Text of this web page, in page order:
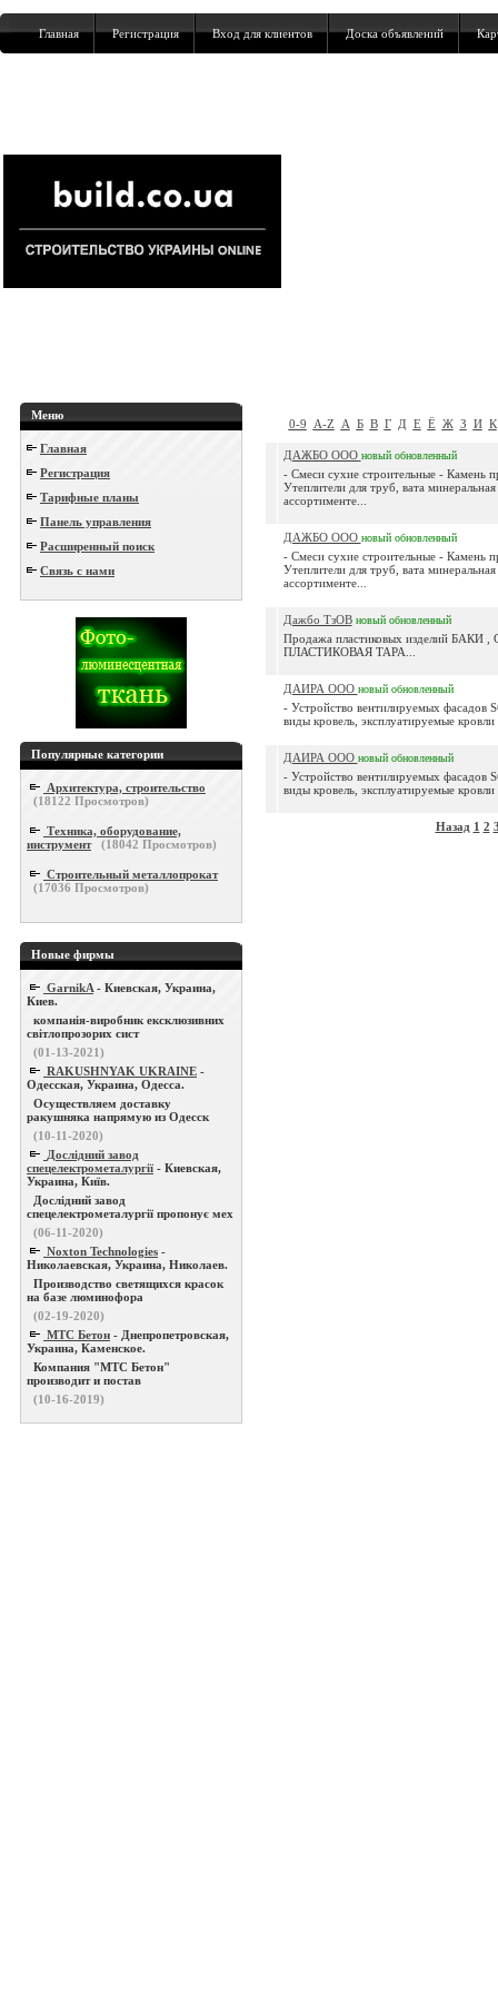
Главная Регистрация Вход для клиентов Доска объявлений
Меню
Главная
Регистрация
Тарифные планы
Панель управления
Расширенный поиск
Связь с нами
Популярные категории
Архитектура, строительство
(18122 Просмотров)
Техника, оборудование,
инструмент
(18042 Просмотров)
Строительный металлопрокат
(17036 Просмотров)
Новые фирмы
GarnikA - Киевская, Украина,
Киев.
компанія-виробник ексклюзивних
світлопрозорих сист
(01-13-2021)
RAKUSHNYAK UKRAINE -
Одесская, Украина, Одесса.
Осуществляем доставку
ракушняка напрямую из Одесск
(10-11-2020)
Дослідний завод
спецелектрометалургії - Киевская,
Украина, Київ.
Дослідний завод
спецелектрометалургії пропонує мех
(06-11-2020)
Noxton Technologies -
Николаевская, Украина, Николаев.
Производство светящихся красок
на базе люминофора
(02-19-2020)
МТС Бетон - Днепропетровская,
Украина, Каменское.
Компания "МТС Бетон"
производит и постав
(10-16-2019)
0-9 A-Z А Б В Г Д Е Ё Ж З И К
ДАЖБО ООО новый обновленный
- Смеси сухие строительные - Камень
Утеплители для труб, вата
ассортименте...
ДАЖБО ООО новый обновленный
- Смеси сухие строительные - Камень
Утеплители для труб, вата
ассортименте...
Дажбо ТзОВ новый обновленный
Продажа пластиковых изделий БАКИ
ПЛАСТИКОВАЯ ТАРА...
ДАИРА ООО новый обновленный
- Устройство вентилируемых фасадов
виды кровель, эксплуатируемые
ДАИРА ООО новый обновленный
- Устройство вентилируемых фасадов
виды кровель, эксплуатируемые
Назад 1 2